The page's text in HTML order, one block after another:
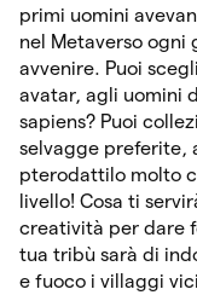
primi uomini
nel Metaverso ogni
avvenire. Puoi
avatar, agli uomini
sapiens? Puoi
selvagge preferite,
pterodattilo molto
livello! Cosa ti
creatività per dare
tua tribù sarà di
e fuoco i villaggi